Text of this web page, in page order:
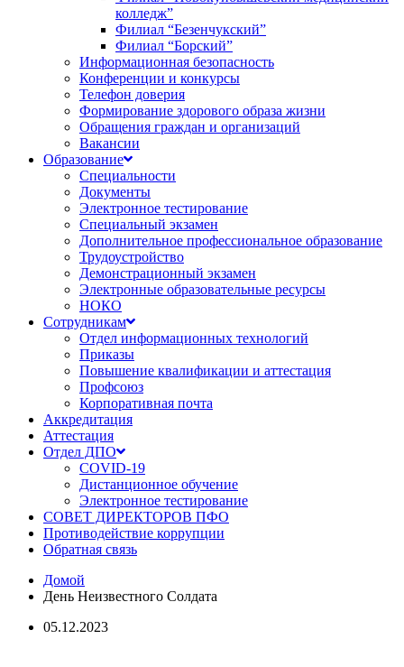
колледж”
Филиал “Безенчукский”
Филиал “Борский”
Информационная безопасность
Конференции и конкурсы
Телефон доверия
Формирование здорового образа жизни
Обращения граждан и организаций
Вакансии
Образование
Специальности
Документы
Электронное тестирование
Специальный экзамен
Дополнительное профессиональное образование
Трудоустройство
Демонстрационный экзамен
Электронные образовательные ресурсы
НОКО
Сотрудникам
Отдел информационных технологий
Приказы
Повышение квалификации и аттестация
Профсоюз
Корпоративная почта
Аккредитация
Аттестация
Отдел ДПО
COVID-19
Дистанционное обучение
Электронное тестирование
СОВЕТ ДИРЕКТОРОВ ПФО
Противодействие коррупции
Обратная связь
Домой
День Неизвестного Солдата
05.12.2023